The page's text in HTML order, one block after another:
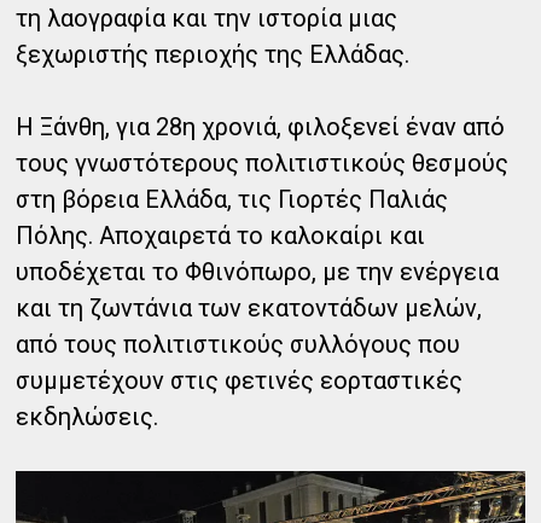
τη λαογραφία και την ιστορία μιας
ξεχωριστής περιοχής της Ελλάδας.
Η Ξάνθη, για 28η χρονιά, φιλοξενεί έναν από
τους γνωστότερους πολιτιστικούς θεσμούς
στη βόρεια Ελλάδα, τις Γιορτές Παλιάς
Πόλης. Αποχαιρετά το καλοκαίρι και
υποδέχεται το Φθινόπωρο, με την ενέργεια
και τη ζωντάνια των εκατοντάδων μελών,
από τους πολιτιστικούς συλλόγους που
συμμετέχουν στις φετινές εορταστικές
εκδηλώσεις.